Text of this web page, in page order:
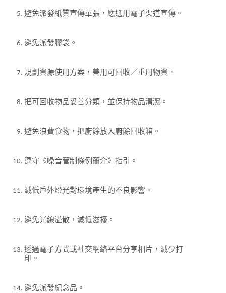
避免派發紙質宣傳單張，應選用電子渠道宣傳。
避免派發膠袋。
規劃資源使用方案，善用可回收／重用物資。
把可回收物品妥善分類，並保持物品清潔。
避免浪費食物，把廚餘放入廚餘回收箱。
遵守《噪音管制條例簡介》指引。
減低戶外燈光對環境產生的不良影響。
避免光線溢散，減低滋擾。
透過電子方式或社交網絡平台分享相片，減少打
印。
避免派發紀念品。